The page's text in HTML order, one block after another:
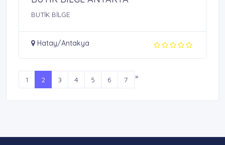
BUTİK BİLGE
Hatay/Antakya
1 2 3 4 5 6 7 »